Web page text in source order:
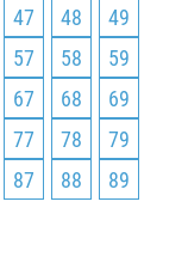
47 48
49
57 58
59
67 68
69
77 78
79
87 88
89